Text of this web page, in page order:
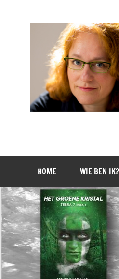
Esther
HOME WIE BEN IK?